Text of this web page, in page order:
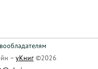
– уКниг©2026